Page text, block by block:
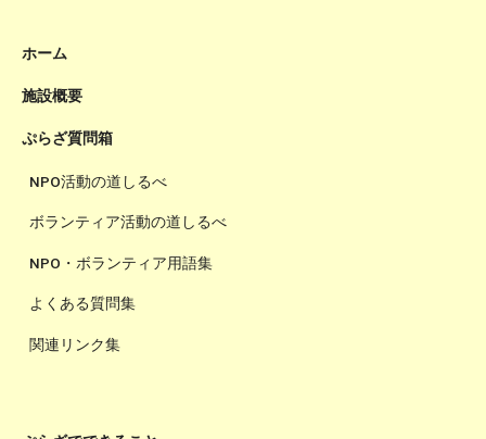
ホーム
施設概要
ぷらざ質問箱
NPO活動の道しるべ
ボランティア活動の道しるべ
NPO・ボランティア用語集
よくある質問集
関連リンク集